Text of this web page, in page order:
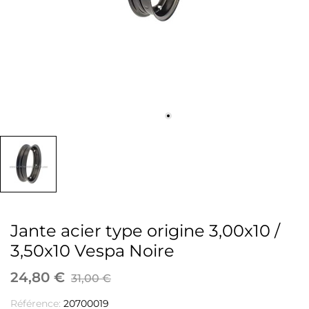
Jante acier type origine 3,00x10 /
3,50x10 Vespa Noire
24,80 € 31,00 €
Référence: 20700019